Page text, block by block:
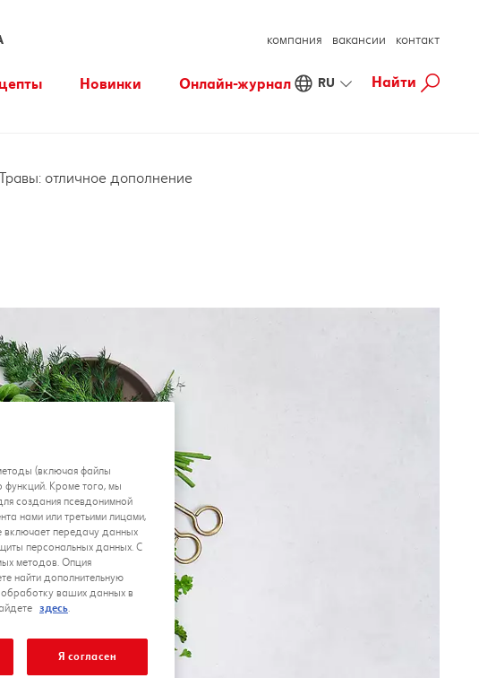
Новинки Онлайн-журнал
компания вакансии контакт
RU Найти
отличное дополнение
(включая файлы
функций. Кроме того, мы
создания псевдонимной
нами или третьими лицами,
включает передачу данных
персональных данных. С
методов. Опция
найти дополнительную
ваших данных в
здесь.
Я согласен